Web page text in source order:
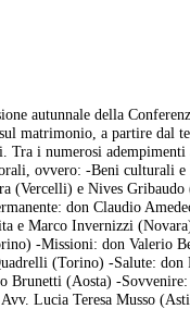
autunnale della
matrimonio, a partire dal
Tra i numerosi
ovvero: -Beni culturali
(Vercelli) e Nives
don Claudio
e Marco Invernizzi
-Missioni: don Valerio
(Torino) -Salute:
Brunetti (Aosta) -Sovvenire:
Lucia Teresa Musso